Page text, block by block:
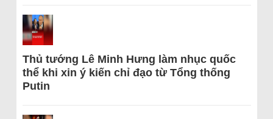
Thủ tướng Lê Minh Hưng làm nhục quốc
thể khi xin ý kiến chỉ đạo từ Tổng thống
Putin